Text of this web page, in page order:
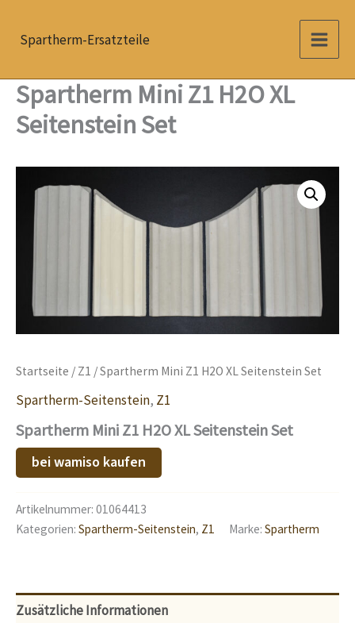
InhaltSpartherm-Ersatzteile
Spartherm Mini Z1 H2O XL
Seitenstein Set
Startseite / Z1 / Spartherm Mini Z1 H2O XL Seitenstein Set
Spartherm-Seitenstein, Z1
Spartherm Mini Z1 H2O XL Seitenstein Set
bei wamiso kaufen
Artikelnummer: 01064413
Kategorien: Spartherm-Seitenstein, Z1 Marke: Spartherm
Zusätzliche Informationen